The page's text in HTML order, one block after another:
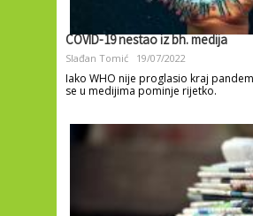
COVID-19 nestao iz bh. medija
Slađan Tomić 19/07/2022
Iako WHO nije proglasio kraj
se u medijima pominje rijetko.